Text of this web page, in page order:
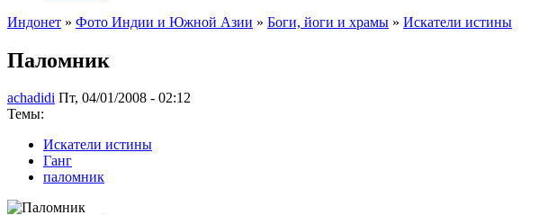
Индонет » Фото Индии и Южной Азии » Боги, йоги и храмы » Искатели истины
Паломник
achadidi Пт, 04/01/2008 - 02:12
Темы:
Искатели истины
Ганг
паломник